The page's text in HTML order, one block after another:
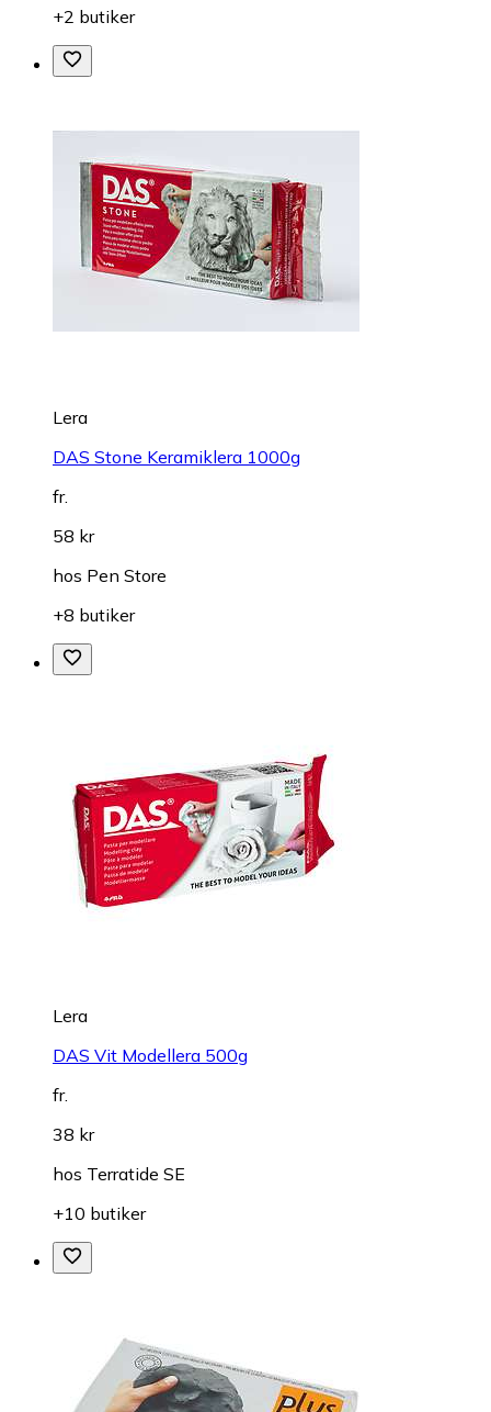
+2 butiker
Lera
DAS Stone Keramiklera 1000g
fr.
58 kr
hos Pen Store
+8 butiker
Lera
DAS Vit Modellera 500g
fr.
38 kr
hos Terratide SE
+10 butiker